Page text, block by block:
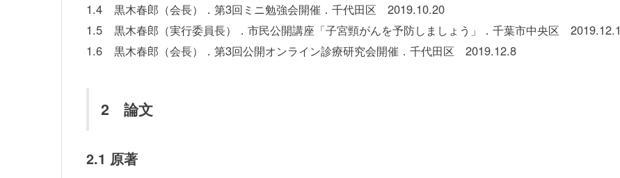
1.4
黒木春郎（会長）．第3回ミニ勉強会開催．千代田区 2019.10.20
1.5
黒木春郎（実行委員長）．市民公開講座「子宮頸がんを予防しましょう」．千葉市中央区 2019.12.1
1.6
黒木春郎（会長）．第3回公開オンライン診療研究会開催．千代田区 2019.12.8
2 論文
2.1 原著